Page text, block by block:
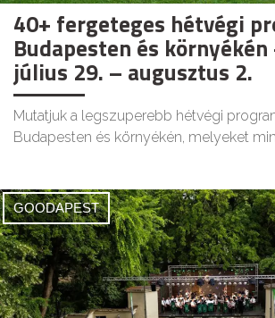
40+ fergeteges hétvégi
Budapesten és
július 29. – augusztus 2.
Mutatjuk a legszuperebb hétvégi
Budapesten és környékén, melyeket
GOODAPEST